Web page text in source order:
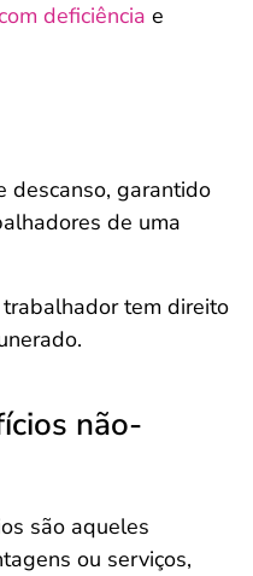
deficiência e
descanso, garantido
de uma
tem direito
não-
são aqueles
ou serviços,